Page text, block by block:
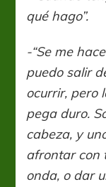
qué hago”.
-“Se me
puedo salir
ocurrir, pero
pega duro.
cabeza, y
afrontar con
onda, o dar